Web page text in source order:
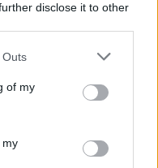
disclose it to other
Outs
of my
my